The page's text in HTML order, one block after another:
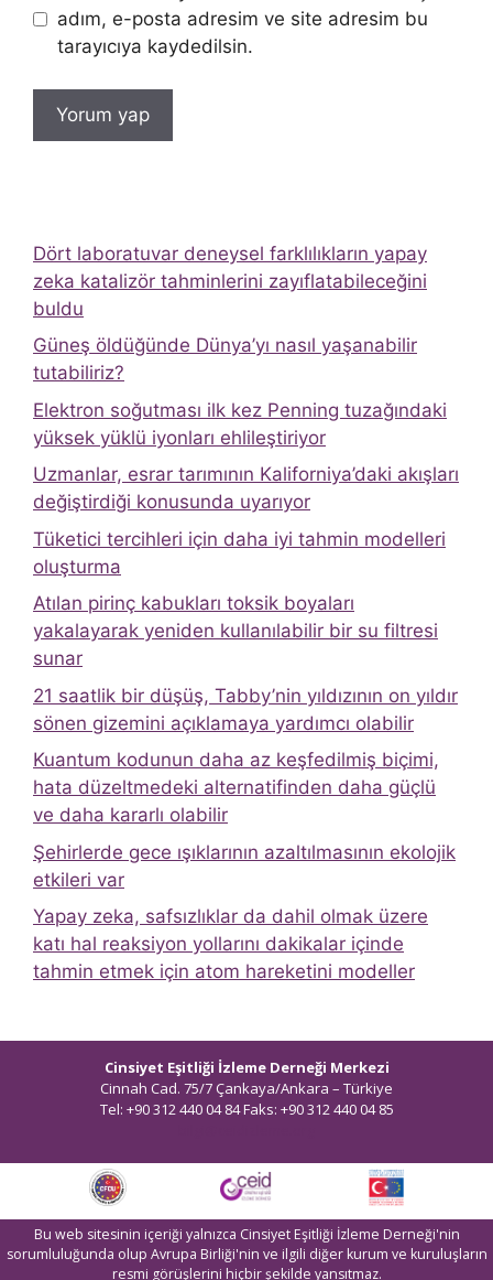
adım, e-posta adresim ve site adresim bu
tarayıcıya kaydedilsin.
Dört laboratuvar deneysel farklılıkların yapay
zeka katalizör tahminlerini zayıflatabileceğini
buldu
Güneş öldüğünde Dünya’yı nasıl yaşanabilir
tutabiliriz?
Elektron soğutması ilk kez Penning tuzağındaki
yüksek yüklü iyonları ehlileştiriyor
Uzmanlar, esrar tarımının Kaliforniya’daki akışları
değiştirdiği konusunda uyarıyor
Tüketici tercihleri ​​için daha iyi tahmin modelleri
oluşturma
Atılan pirinç kabukları toksik boyaları
yakalayarak yeniden kullanılabilir bir su filtresi
sunar
21 saatlik bir düşüş, Tabby’nin yıldızının on yıldır
sönen gizemini açıklamaya yardımcı olabilir
Kuantum kodunun daha az keşfedilmiş biçimi,
hata düzeltmedeki alternatifinden daha güçlü
ve daha kararlı olabilir
Şehirlerde gece ışıklarının azaltılmasının ekolojik
etkileri var
Yapay zeka, safsızlıklar da dahil olmak üzere
katı hal reaksiyon yollarını dakikalar içinde
tahmin etmek için atom hareketini modeller
Cinsiyet Eşitliği İzleme Derneği Merkezi
Cinnah Cad. 75/7 Çankaya/Ankara – Türkiye
Tel: +90 312 440 04 84 Faks: +90 312 440 04 85
Bu web sitesinin içeriği yalnızca Cinsiyet Eşitliği İzleme Derneği'nin
sorumluluğunda olup Avrupa Birliği'nin ve ilgili diğer kurum ve kuruluşların
resmi görüşlerini hiçbir şekilde yansıtmaz.